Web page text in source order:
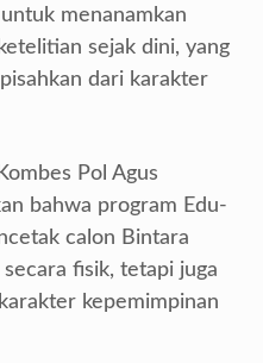
menanamkan
sejak dini, yang
dari karakter
Pol Agus
bahwa program Edu-
calon Bintara
fisik, tetapi juga
kepemimpinan